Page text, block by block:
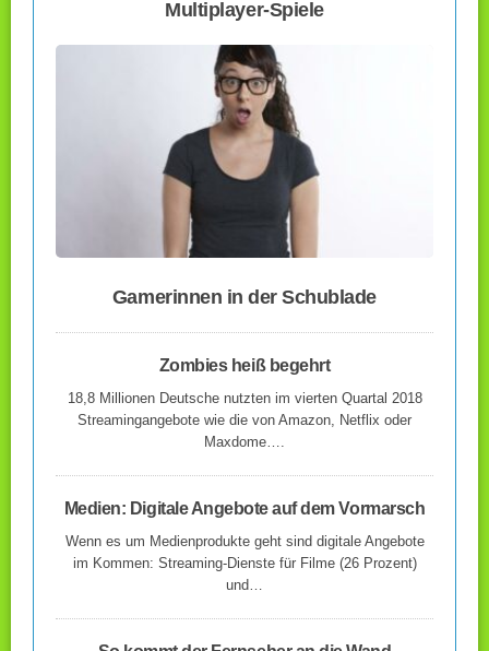
Multiplayer-Spiele
Gamerinnen in der Schublade
Zombies heiß begehrt
18,8 Millionen Deutsche nutzten im vierten Quartal 2018
Streamingangebote wie die von Amazon, Netflix oder
Maxdome….
Medien: Digitale Angebote auf dem Vormarsch
Wenn es um Medienprodukte geht sind digitale Angebote
im Kommen: Streaming-Dienste für Filme (26 Prozent)
und…